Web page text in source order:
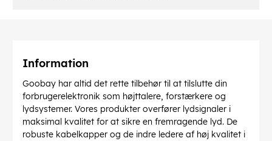
Information
Goobay har altid det rette tilbehør til at tilslutte din
forbrugerelektronik som højttalere, forstærkere og
lydsystemer. Vores produkter overfører lydsignaler i
maksimal kvalitet for at sikre en fremragende lyd. De
robuste kabelkapper og de indre ledere af høj kvalitet i